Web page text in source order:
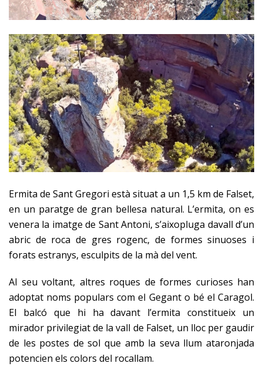
Ermita de Sant Gregori està situat a un 1,5 km de Falset,
en un paratge de gran bellesa natural. L’ermita, on es
venera la imatge de Sant Antoni, s’aixopluga davall d’un
abric de roca de gres rogenc, de formes sinuoses i
forats estranys, esculpits de la mà del vent.
Al seu voltant, altres roques de formes curioses han
adoptat noms populars com el Gegant o bé el Caragol.
El balcó que hi ha davant l’ermita constitueix un
mirador privilegiat de la vall de Falset, un lloc per gaudir
de les postes de sol que amb la seva llum ataronjada
potencien els colors del rocallam.